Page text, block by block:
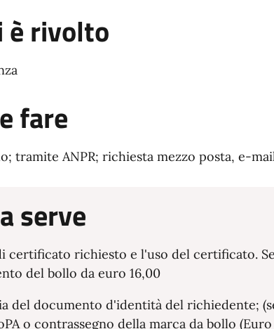
è rivolto
fare
tramite ANPR; richiesta mezzo posta, e-
serve
certificato richiesto e l'uso del certificato.
del bollo da euro 16,00
del documento d'identità del richiedente;
o contrassegno della marca da bollo (Euro